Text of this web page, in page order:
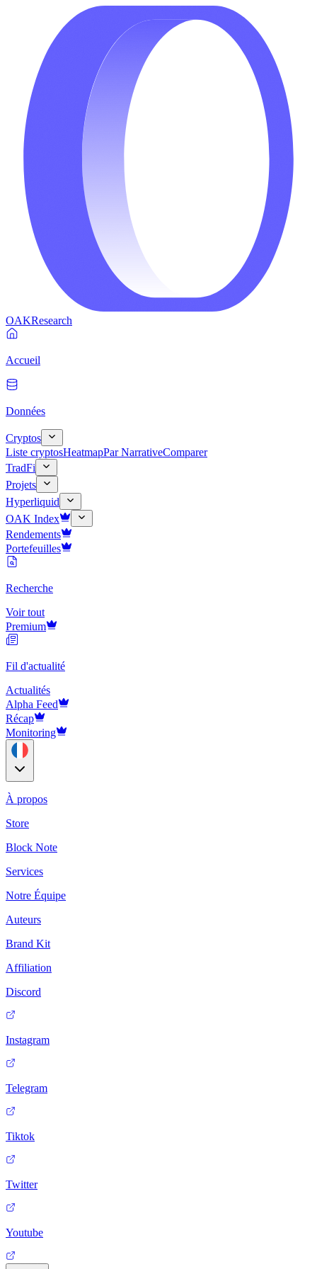
OAKResearch
Accueil
Données
Cryptos
Liste cryptosHeatmapPar NarrativeComparer
TradFi
Projets
Hyperliquid
OAK Index
Rendements
Portefeuilles
Recherche
Voir tout
Premium
Fil d'actualité
Actualités
Alpha Feed
Récap
Monitoring
À propos
Store
Block Note
Services
Notre Équipe
Auteurs
Brand Kit
Affiliation
Discord
Instagram
Telegram
Tiktok
Twitter
Youtube